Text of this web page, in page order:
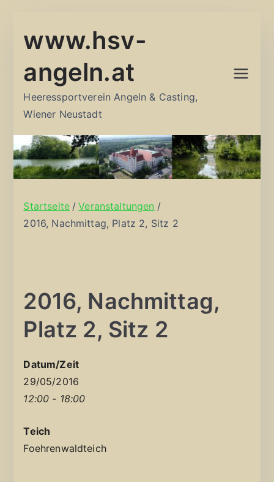
Inhalt
www.hsv-
angeln.at
Heeressportverein Angeln & Casting,
Wiener Neustadt
Startseite
Veranstaltungen
2016, Nachmittag, Platz 2, Sitz 2
2016, Nachmittag,
Platz 2, Sitz 2
Datum/Zeit
29/05/2016
12:00 - 18:00
Teich
Foehrenwaldteich